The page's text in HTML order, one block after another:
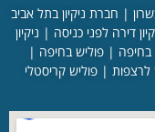
| חברת ניקיון בתל אביב
דירה לפני כניסה | ניקיון
בחיפה | פוליש בחיפה |
לרצפות | פוליש קריסטלי